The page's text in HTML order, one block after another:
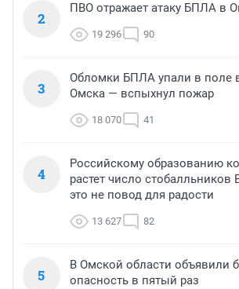
2
ПВО отражает атаку БПЛА в
19 296 90
3
Обломки БПЛА упали в поле
Омска — вспыхнул пожар
18 070 41
4
Российскому образованию
растет число
это не повод для радости
13 627 82
5
В Омской области объявили
опасность в пятый раз